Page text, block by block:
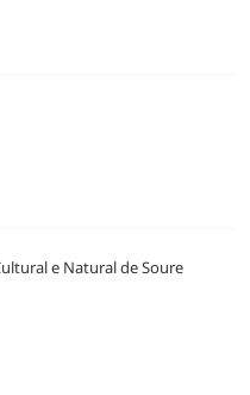
e Natural de Soure